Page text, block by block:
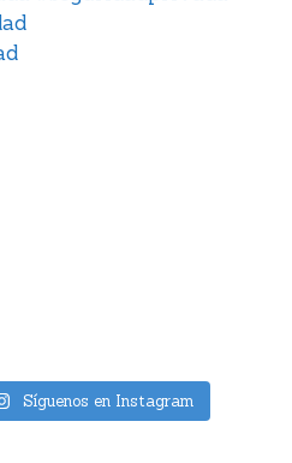
Síguenos en Instagram